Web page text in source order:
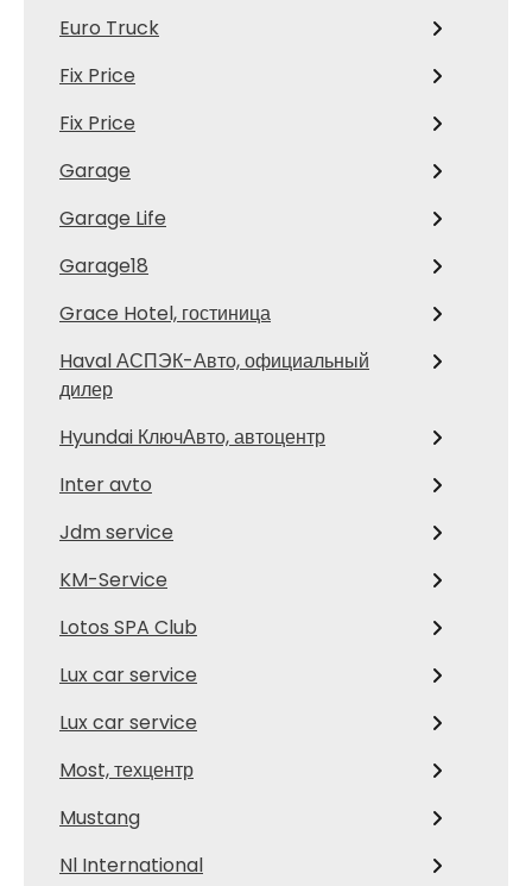
Euro Truck
Fix Price
Fix Price
Garage
Garage Life
Garage18
Grace Hotel, гостиница
Haval АСПЭК-Авто, официальный
дилер
Hyundai КлючАвто, автоцентр
Inter avto
Jdm service
KM-Service
Lotos SPA Club
Lux car service
Lux car service
Most, техцентр
Mustang
Nl International